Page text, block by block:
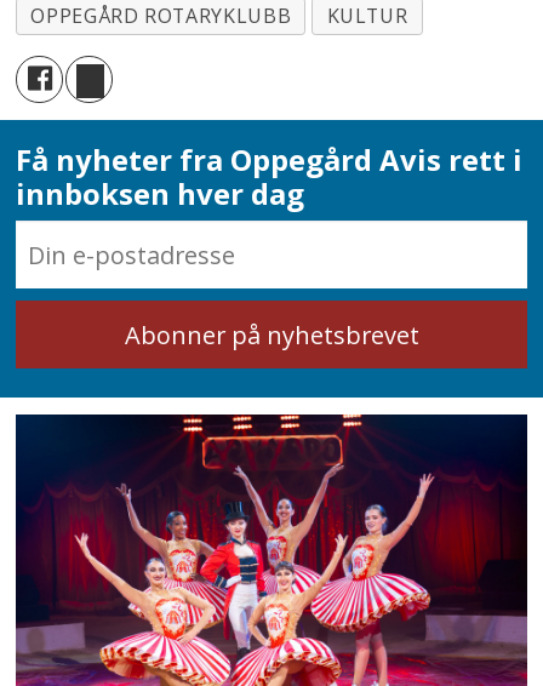
OPPEGÅRD ROTARYKLUBB
KULTUR
Få nyheter fra Oppegård Avis rett i
innboksen hver dag